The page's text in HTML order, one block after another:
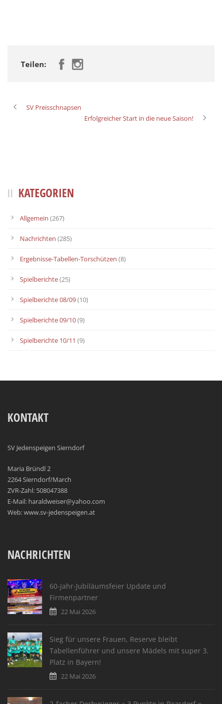
Teilen:
SV Preisschnapsen
Erfolgreicher Start in die neue Saison!
KATEGORIEN
Allgemein (267)
Nachrichten (285)
Ergebnisse-Tabellen-Torschützen (8)
Spielberichte(25)
Spielberichte 08/09(10)
Spielberichte 09/10(9)
Spielberichte 10/11 (9)
KONTAKT
SV Jedenspeigen Sierndorf
Maria Bründl 2
2264 Sierndorf/March
ZVR-Zahl: 508047388
E-Mail: haraldweiser@yahoo.com
Web: www.sv-jedenspeigen.at
NACHRICHTEN
60-Jahr-Jubiläumsfeier Update und
Firmenpartner
22 Mai 2026
Sieg für unsere Frauen, Reserve bleibt
Tabellenführer und unsere Mädels mit super 3.
Platz in Bayern!
22 Mai 2026